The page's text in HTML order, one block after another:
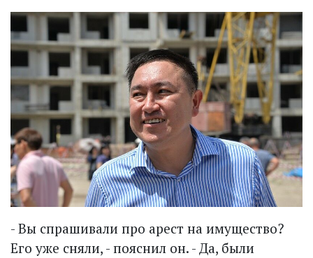
- Вы спрашивали про арест на имущество?
Его уже сняли, - пояснил он. - Да, были